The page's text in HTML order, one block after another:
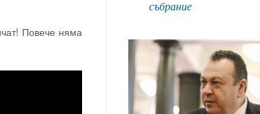
Повече няма
събрание